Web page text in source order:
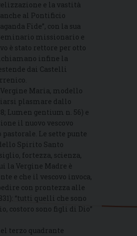
e la vastità
al Pontificio
Fide”, con la sua
missionario e
è stato rettore per otto
infine la
dai Castelli
Maria, modello
plasmare dallo
Lumen gentium n. 56) e
il nuovo vescovo
Le sette punte
Spirito Santo
fortezza, scienza,
la Vergine Madre è
e che il vescovo invoca,
con prontezza alle
“tutti quelli che sono
costoro sono figli di Dio”
terzo quadrante